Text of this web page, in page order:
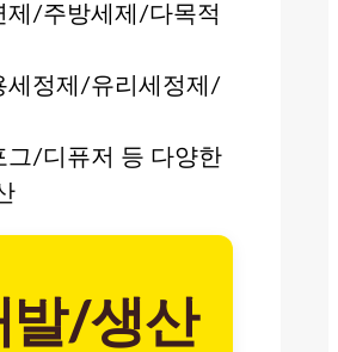
제/주방세제/다목적
세정제/유리세정제/
/디퓨저 등 다양한
발/생산